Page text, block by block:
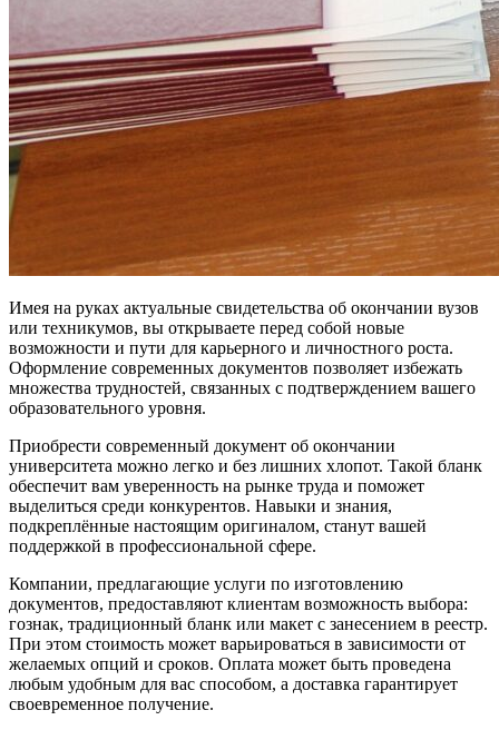
Имея на руках актуальные свидетельства об окончании вузов
или техникумов, вы открываете перед собой новые
возможности и пути для карьерного и личностного роста.
Оформление современных документов позволяет избежать
множества трудностей, связанных с подтверждением вашего
образовательного уровня.
Приобрести современный документ об окончании
университета можно легко и без лишних хлопот. Такой бланк
обеспечит вам уверенность на рынке труда и поможет
выделиться среди конкурентов. Навыки и знания,
подкреплённые настоящим оригиналом, станут вашей
поддержкой в профессиональной сфере.
Компании, предлагающие услуги по изготовлению
документов, предоставляют клиентам возможность выбора:
гознак, традиционный бланк или макет с занесением в реестр.
При этом стоимость может варьироваться в зависимости от
желаемых опций и сроков. Оплата может быть проведена
любым удобным для вас способом, а доставка гарантирует
своевременное получение.